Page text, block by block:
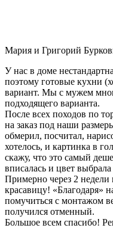
Мария и Григорий
У нас в доме
поэтому готовые кухни
вариант. Мы с мужем
подходящего варианта.
После всех походов по
на заказ под наши
обмерил, посчитал,
хотелось, и картинка в
скажу, что это самый
вписалась и цвет
Примерно через 2
красавицу!
помучиться с монтажом
получился отменный.
Большое всем спасибо!